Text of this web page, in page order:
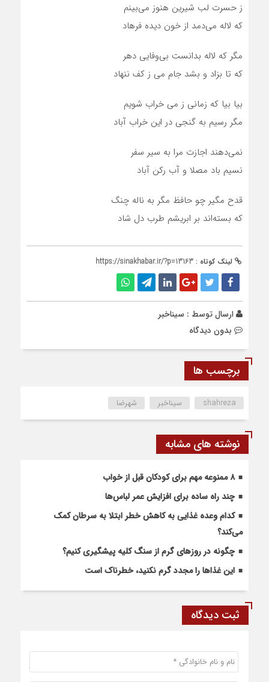
ز حسرت لب شیرین هنوز می‌بینم
که لاله می‌دمد از خون دیده فرهاد
مگر که لاله بدانست بی‌وفایی دهر
که تا بزاد و بشد جام می ز کف ننهاد
بیا بیا که زمانی ز می خراب شویم
مگر رسیم به گنجی در این خراب آباد
نمی‌دهند اجازت مرا به سیر سفر
نسیم باد مصلا و آب رکن آباد
قدح مگیر چو حافظ مگر به ناله چنگ
که بسته‌اند بر ابریشم طرب دل شاد
لینک کوتاه : https://sinakhabar.ir/?p=13163
ارسال توسط : سیناخبر
بدون دیدگاه
برچسب ها
shahreza سیناخبر شهرضا
نوشته های مشابه
۸ ممنوعه مهم برای کودکان قبل از خواب
چند راه ساده برای افزایش عمر لباس‌ها
کدام وعده غذایی به کاهش خطر ابتلا به سرطان کمک
می‌کند؟
چگونه در روزهای گرم از سنگ کلیه پیشگیری کنیم؟
این غذاها را مجدد گرم نکنید، خطرناک است
ثبت دیدگاه